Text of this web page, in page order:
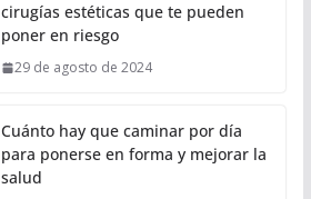
cirugías estéticas que te pueden
poner en riesgo
29 de agosto de 2024
Cuánto hay que caminar por día
para ponerse en forma y mejorar la
salud